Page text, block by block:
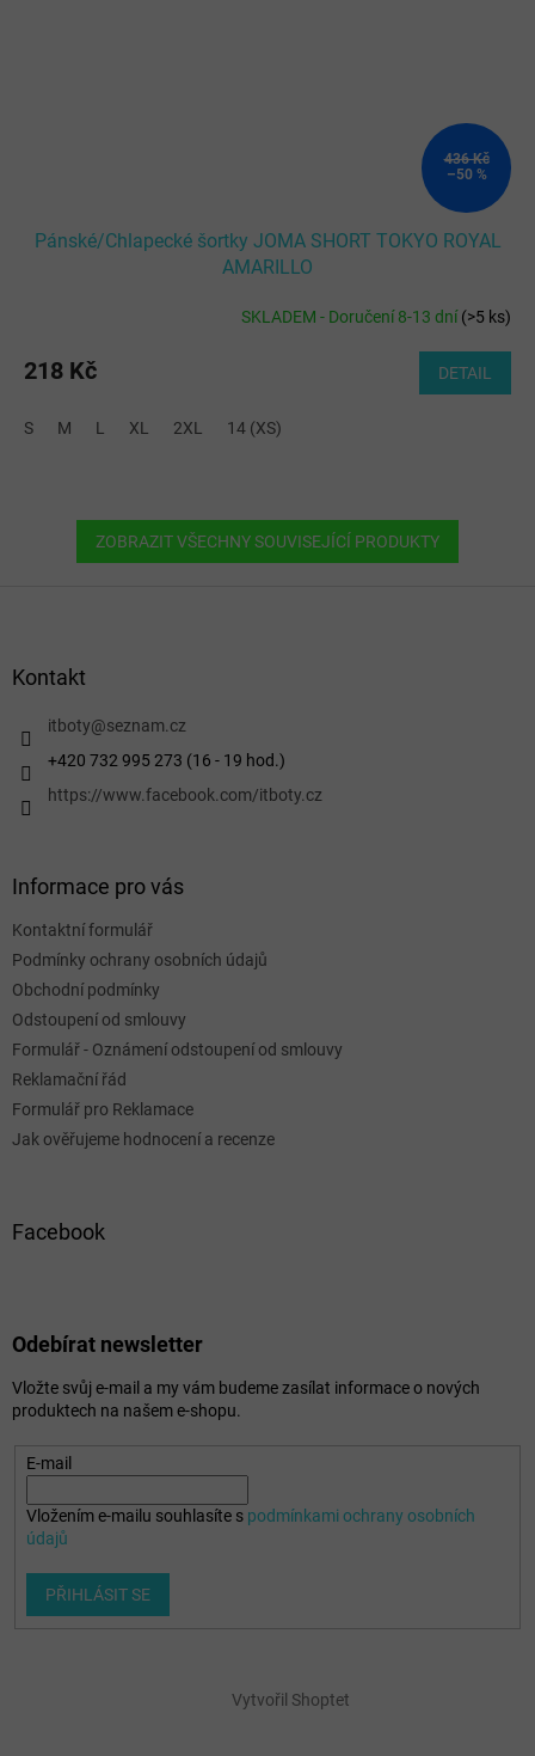
436 Kč
–50 %
Pánské/Chlapecké šortky JOMA SHORT TOKYO ROYAL
AMARILLO
SKLADEM - Doručení 8-13 dní(>5 ks)
218 Kč DETAIL
S M L XL 2XL 14 (XS)
ZOBRAZIT VŠECHNY SOUVISEJÍCÍ PRODUKTY
Kontakt
itboty@seznam.cz
+420 732 995 273 (16 - 19 hod.)
https://www.facebook.com/itboty.cz
Informace pro vás
Kontaktní formulář
Podmínky ochrany osobních údajů
Obchodní podmínky
Odstoupení od smlouvy
Formulář - Oznámení odstoupení od smlouvy
Reklamační řád
Formulář pro Reklamace
Jak ověřujeme hodnocení a recenze
Facebook
Odebírat newsletter
Vložte svůj e-mail a my vám budeme zasílat informace o nových
produktech na našem e-shopu.
E-mail
Vložením e-mailu souhlasíte s podmínkami ochrany osobních
údajů
PŘIHLÁSIT SE
Vytvořil Shoptet